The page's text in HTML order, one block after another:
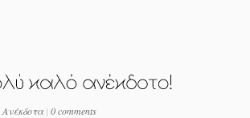
Ανέκδοτα| 0 comments